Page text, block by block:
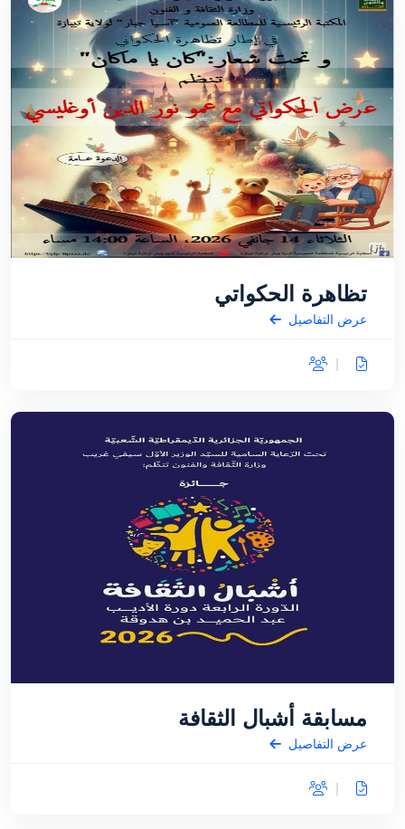
تظاهرة الحكواتي
عرض التفاصيل
مسابقة أشبال الثقافة
عرض التفاصيل